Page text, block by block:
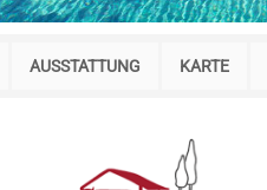
AUSSTATTUNG KARTE